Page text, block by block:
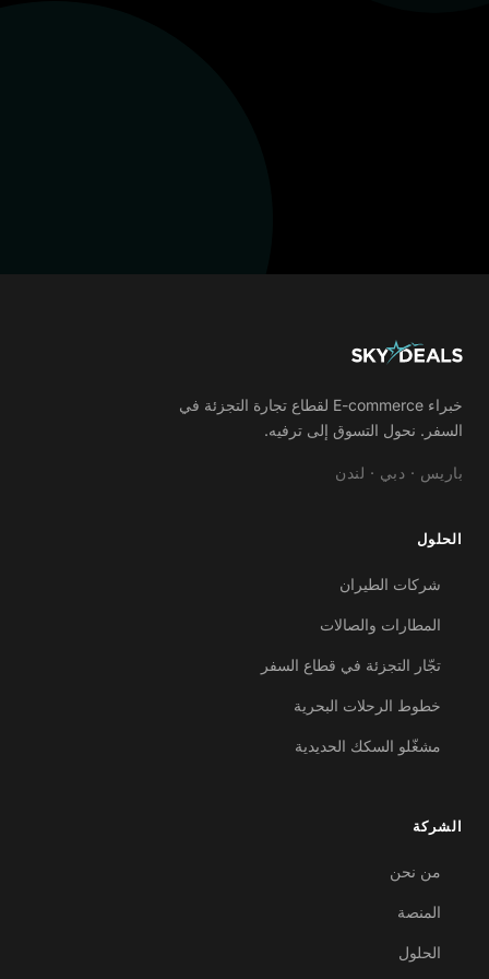
خبراء E-commerce لقطاع تجارة التجزئة في
السفر. نحول التسوق إلى ترفيه.
باريس · دبي · لندن
الحلول
شركات الطيران
المطارات والصالات
تجّار التجزئة في قطاع السفر
خطوط الرحلات البحرية
مشغّلو السكك الحديدية
الشركة
من نحن
المنصة
الحلول